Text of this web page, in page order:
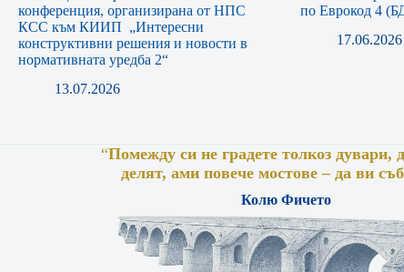
конференция, организирана от НПС
КСС към КИИП „Интересни
конструктивни решения и новости в
нормативната уредба 2“
13.07.2026
по Еврокод 4
17.06.2026
“Помежду си не градете толкоз дувари,
делят, ами повече мостове – да ви
Колю Фичето